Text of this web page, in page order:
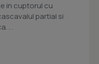
in cuptorul cu
partial si
. .